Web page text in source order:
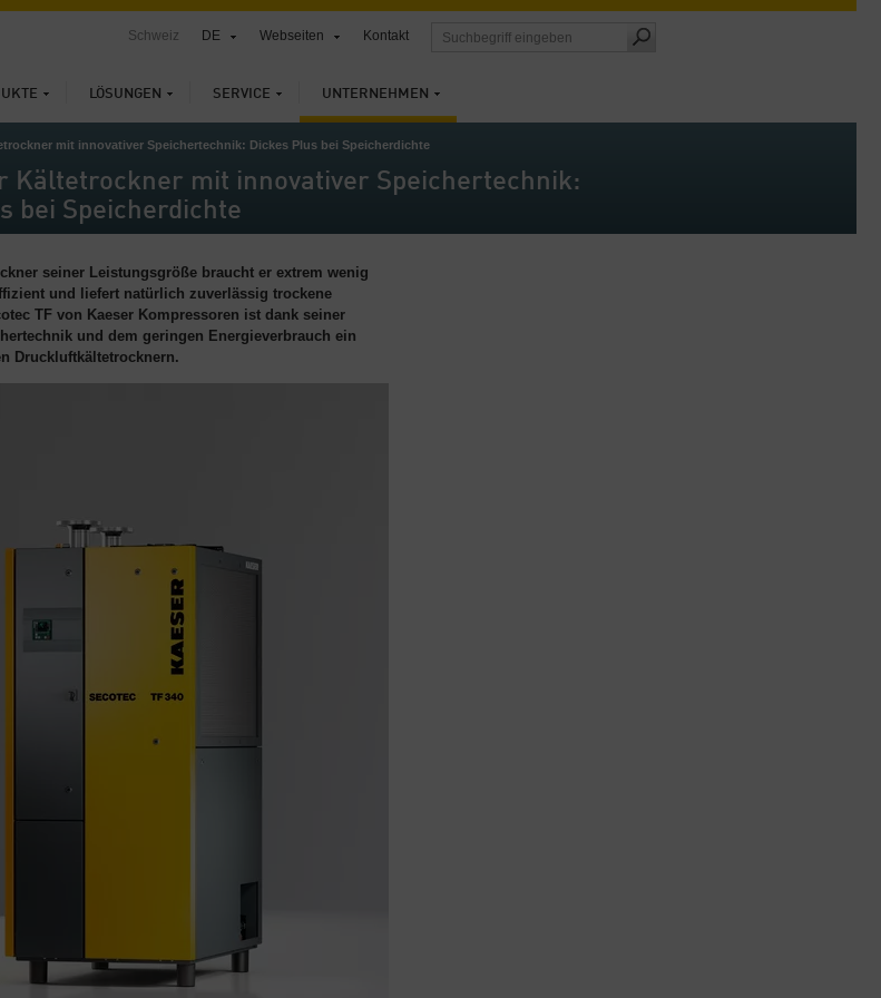
LÖSUNGEN SERVICE UNTERNEHMEN
Schweiz DE Webseiten Kontakt
mit innovativer Speichertechnik: Dickes Plus bei Speicherdichte
Kältetrockner mit innovativer Speichertechnik:
bei Speicherdichte
seiner Leistungsgröße braucht er extrem wenig
und liefert natürlich zuverlässig trockene
TF von Kaeser Kompressoren ist dank seiner
und dem geringen Energieverbrauch ein
Druckluftkältetrocknern.